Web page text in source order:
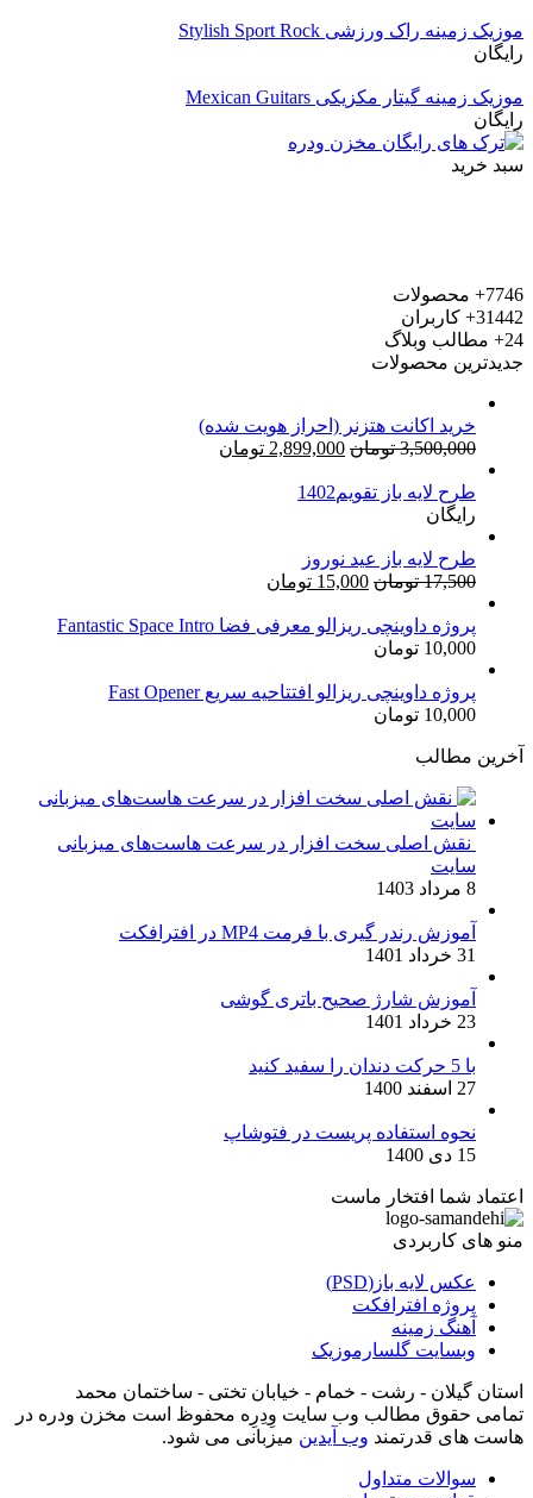
موزیک زمینه راک ورزشی Stylish Sport Rock
رایگان
موزیک زمینه گیتار مکزیکی Mexican Guitars
رایگان
سبد خرید
7746+
محصولات
31442+
کاربران
24+
مطالب وبلاگ
جدیدترین محصولات
خرید اکانت هتزنر (احراز هویت شده)
3,500,000 تومان قیمت
2,899,000 تومان
طرح لایه باز تقویم1402
رایگان
طرح لایه باز عید نوروز
17,500 تومان قیمت
17,500 تومان
15,000 تومان
15,000 تومان.
پروژه داوینچی ریزالو معرفی فضا Fantastic Space Intro
10,000 تومان
پروژه داوینچی ریزالو افتتاحیه سریع Fast Opener
10,000 تومان
آخرین مطالب
نقش اصلی سخت افزار در سرعت هاست‌های میزبانی
سایت
8 مرداد 1403
آموزش رندر گیری با فرمت MP4 در افترافکت
31 خرداد 1401
آموزش شارژ صحیح باتری گوشی
23 خرداد 1401
با 5 حرکت دندان را سفید کنید
27 اسفند 1400
نحوه استفاده پریست در فتوشاپ
15 دی 1400
اعتماد شما افتخار ماست
منو های کاربردی
عکس لایه باز(PSD)
پروژه افترافکت
آهنگ زمینه
وبسایت گلسارموزیک
استان گیلان - رشت - خمام - خیابان تختی - ساختمان محمد
تمامی حقوق مطالب وب سایت وِدِرِه محفوظ است مخزن ودره در
هاست های قدرتمند وب آیدین میزبانی می شود.
سوالات متداول